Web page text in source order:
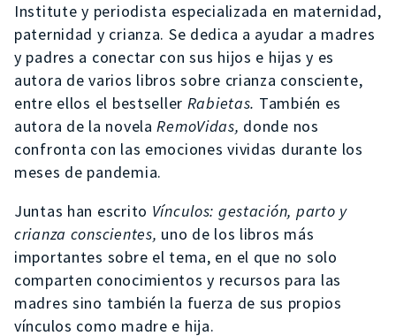
Institute y periodista especializada en maternidad,
paternidad y crianza. Se dedica a ayudar a madres
y padres a conectar con sus hijos e hijas y es
autora de varios libros sobre crianza consciente,
entre ellos el bestseller Rabietas. También es
autora de la novelaRemoVidas, donde nos
confronta con las emociones vividas durante los
meses de pandemia.
Juntas han escrito Vínculos: gestación, parto y
crianza conscientes, uno de los libros más
importantes sobre el tema, en el que no solo
comparten conocimientos y recursos para las
madres sino también la fuerza de sus propios
vínculos como madre e hija.